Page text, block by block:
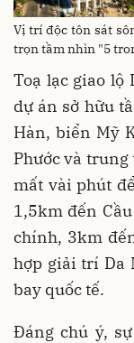
Vị trí độc tôn sát
trọn tầm nhìn "5
Toạ lạc giao lộ
dự án sở hữu
Hàn, biển Mỹ
Phước và
mất vài phút
1,5km đến
chính, 3km
hợp giải trí Da
bay quốc tế.
Đáng chú ý,